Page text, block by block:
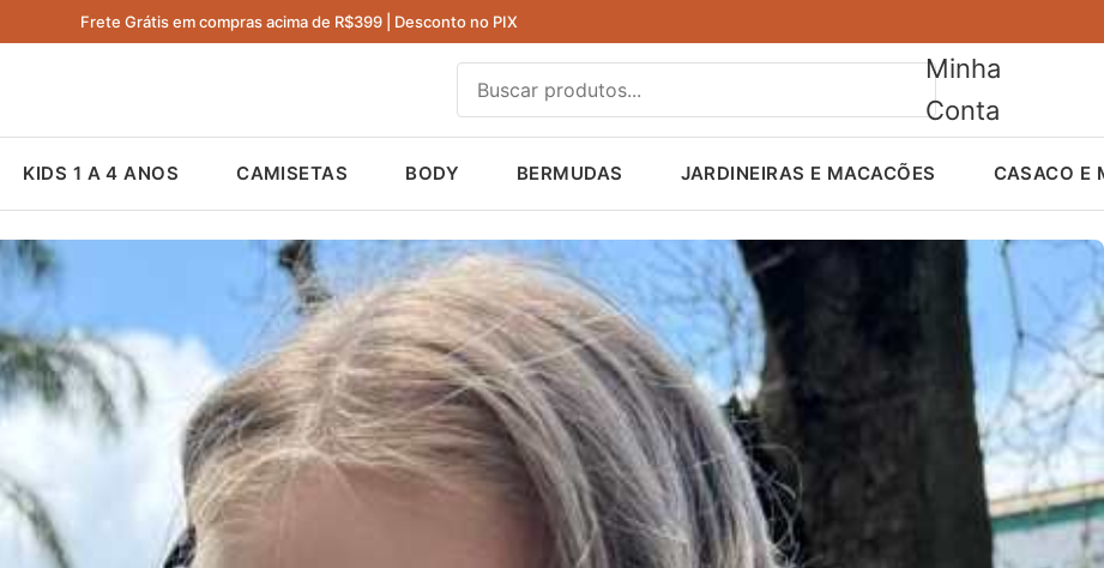
Frete Grátis em compras acima de R$399 | Desconto no PIX
Minha
Conta
KIDS 1 A 4 ANOS CAMISETAS BODY BERMUDAS JARDINEIRAS E MACACÕES CASACO E